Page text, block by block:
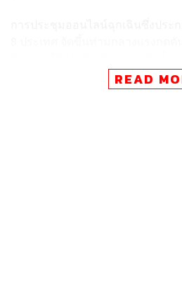
รัสเซียเข้าสู่กระบวนการเจรจาสัน
ประธานาธิบดีสหรัฐฯ โดนัลด์ ทรัมป์
READ